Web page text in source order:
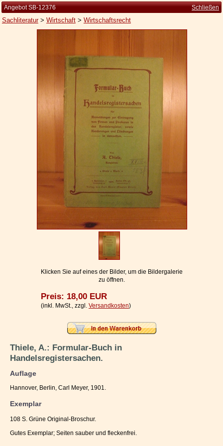
Kleine Kulturgeschichte
Die Brockhaus Auflagen
Die Meyer Auflagen
Widerrufsbelehrung
Ihr Warenkorb
Angebot SB-12376 Schließen
Sachliteratur> Wirtschaft> Wirtschaftsrecht
Klicken Sie auf eines der Bilder, um die Bildergalerie
zu öffnen.
Preis: 18,00 EUR
(inkl. MwSt., zzgl. Versandkosten)
Thiele, A.: Formular-Buch in
Handelsregistersachen.
Auflage
Hannover, Berlin, Carl Meyer, 1901.
Exemplar
108 S. Grüne Original-Broschur.
Gutes Exemplar; Seiten sauber und fleckenfrei.